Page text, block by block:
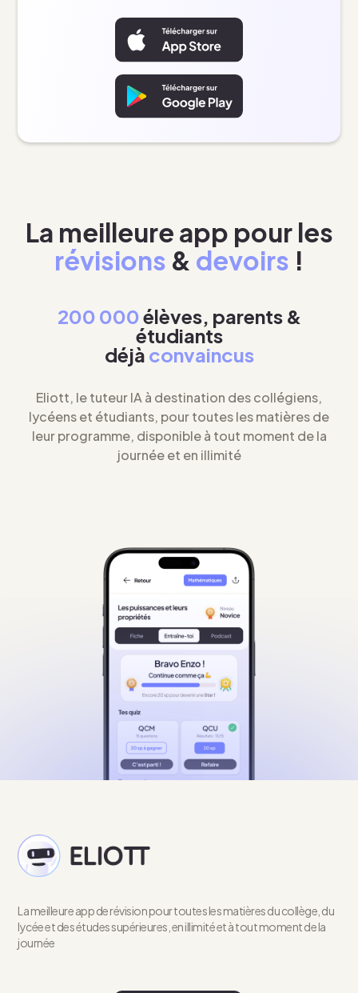
La meilleure app pour les
révisions & devoirs !
200 000élèves, parents &
étudiants
déjà convaincus
Eliott, le tuteur IA à destination des collégiens,
lycéens et étudiants, pour toutes les matières de
leur programme, disponible à tout moment de la
journée et en illimité
La meilleure app de révision pour toutes les matières du collège, du
lycée et des études supérieures, en illimité et à tout moment de la
journée